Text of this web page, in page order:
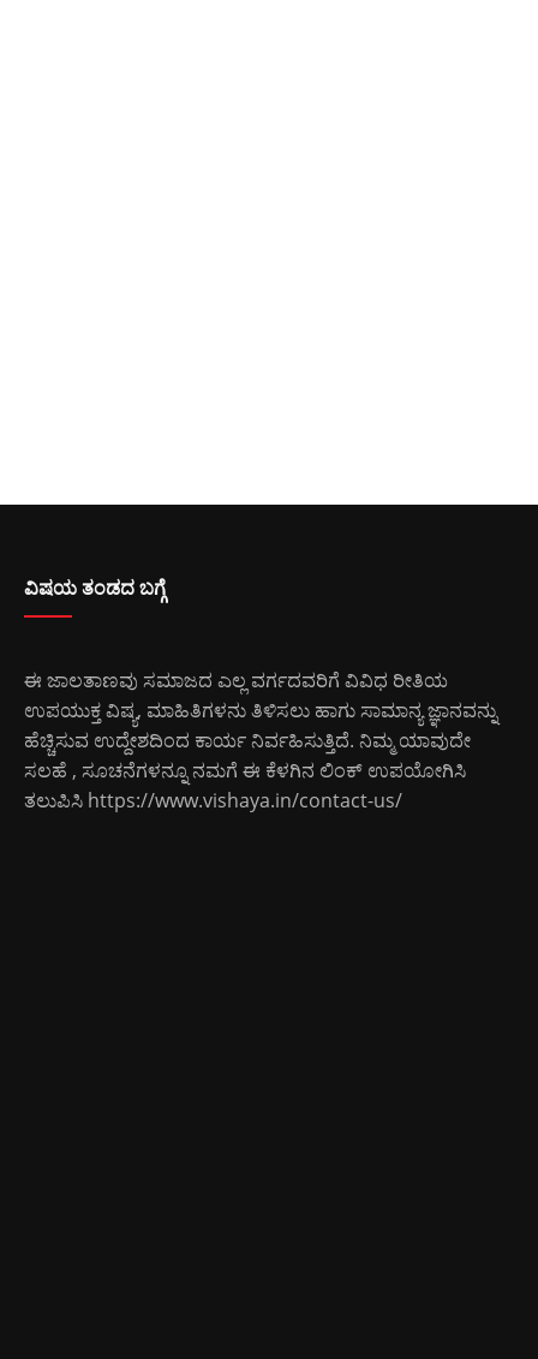
ವಿಷಯ ತಂಡದ ಬಗ್ಗೆ
ಈ ಜಾಲತಾಣವು ಸಮಾಜದ ಎಲ್ಲ ವರ್ಗದವರಿಗೆ ವಿವಿಧ ರೀತಿಯ
ಉಪಯುಕ್ತ ವಿಷ್ಯ, ಮಾಹಿತಿಗಳನು ತಿಳಿಸಲು ಹಾಗು ಸಾಮಾನ್ಯ ಜ್ಞಾನವನ್ನು
ಹೆಚ್ಚಿಸುವ ಉದ್ದೇಶದಿಂದ ಕಾರ್ಯ ನಿರ್ವಹಿಸುತ್ತಿದೆ. ನಿಮ್ಮ ಯಾವುದೇ
ಸಲಹೆ , ಸೂಚನೆಗಳನ್ನೂ ನಮಗೆ ಈ ಕೆಳಗಿನ ಲಿಂಕ್ ಉಪಯೋಗಿಸಿ
ತಲುಪಿಸಿ https://www.vishaya.in/contact-us/